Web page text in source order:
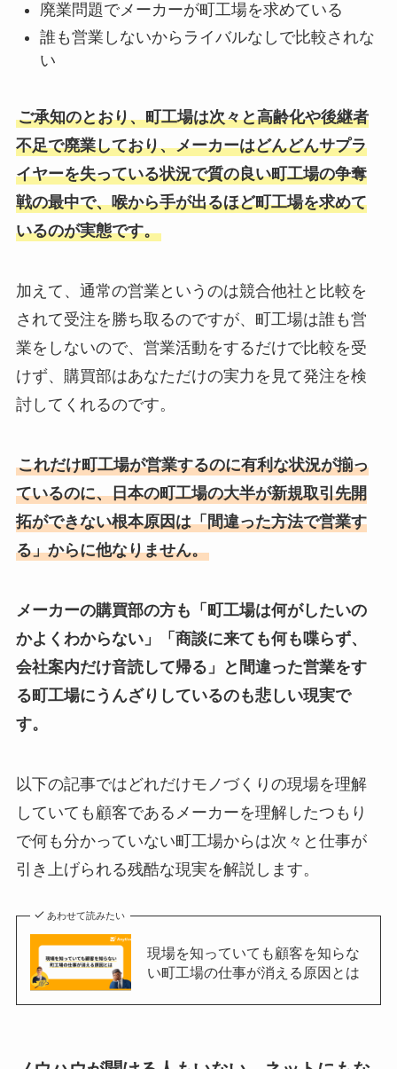
廃業問題でメーカーが町工場を求めている
誰も営業しないからライバルなしで比較されな
い
ご承知のとおり、町工場は次々と高齢化や後継者
不足で廃業しており、メーカーはどんどんサプラ
イヤーを失っている状況で質の良い町工場の争奪
戦の最中で、喉から手が出るほど町工場を求めて
いるのが実態です。
加えて、通常の営業というのは競合他社と比較を
されて受注を勝ち取るのですが、町工場は誰も営
業をしないので、営業活動をするだけで比較を受
けず、購買部はあなただけの実力を見て発注を検
討してくれるのです。
これだけ町工場が営業するのに有利な状況が揃っ
ているのに、日本の町工場の大半が新規取引先開
拓ができない根本原因は「間違った方法で営業す
る」からに他なりません。
メーカーの購買部の方も「町工場は何がしたいの
かよくわからない」「商談に来ても何も喋らず、
会社案内だけ音読して帰る」と間違った営業をす
る町工場にうんざりしているのも悲しい現実で
す。
以下の記事ではどれだけモノづくりの現場を理解
していても顧客であるメーカーを理解したつもり
で何も分かっていない町工場からは次々と仕事が
引き上げられる残酷な現実を解説します。
あわせて読みたい
現場を知っていても顧客を知らな
い町工場の仕事が消える原因とは